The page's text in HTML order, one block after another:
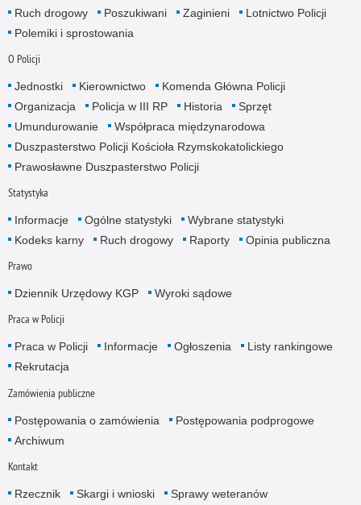
Ruch drogowy
Poszukiwani Zaginieni
Lotnictwo Policji
Polemiki i sprostowania
O Policji
Jednostki Kierownictwo
Komenda Główna Policji
Organizacja
Policja w III RP Historia
Sprzęt
Umundurowanie
Współpraca międzynarodowa
Duszpasterstwo Policji Kościoła Rzymskokatolickiego
Prawosławne Duszpasterstwo Policji
Statystyka
Informacje Ogólne statystyki
Wybrane statystyki
Kodeks karny
Ruch drogowy Raporty Opinia publiczna
Prawo
Dziennik Urzędowy KGP Wyroki sądowe
Praca w Policji
Praca w Policji Informacje Ogłoszenia
Listy rankingowe
Rekrutacja
Zamówienia publiczne
Postępowania o zamówienia
Postępowania podprogowe
Archiwum
Kontakt
Rzecznik Skargi i wnioski Sprawy weteranów